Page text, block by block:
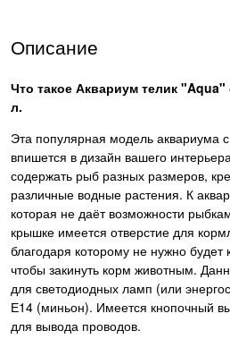
Описание
Что такое Аквариум телик
л.
Эта популярная модель аквариума
впишется в дизайн вашего
содержать рыб разных размеров,
различные водные растения. К
которая не даёт возможности
крышке имеется отверстие для
благодаря которому не нужно
чтобы закинуть корм животным.
для светодиодных ламп (или
Е14 (миньон). Имеется кнопочный
для вывода проводов.